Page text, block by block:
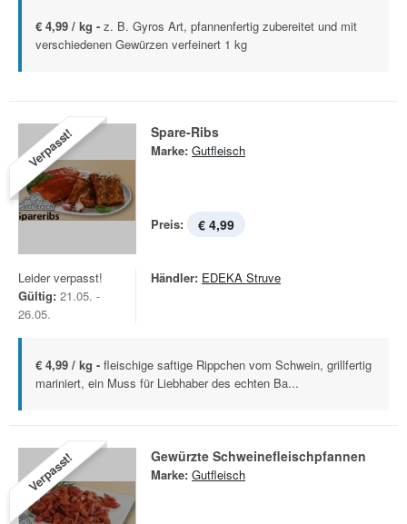
€ 4,99 / kg - z. B. Gyros Art, pfannenfertig zubereitet und mit
verschiedenen Gewürzen verfeinert 1 kg
Verpasst! Spare-Ribs
Marke: Gutfleisch
Preis: € 4,99
Leider verpasst!
Gültig: 21.05. -
26.05.
Händler: EDEKA Struve
€ 4,99 / kg - fleischige saftige Rippchen vom Schwein, grillfertig
mariniert, ein Muss für Liebhaber des echten Ba...
Verpasst! Gewürzte Schweinefleischpfannen
Marke: Gutfleisch